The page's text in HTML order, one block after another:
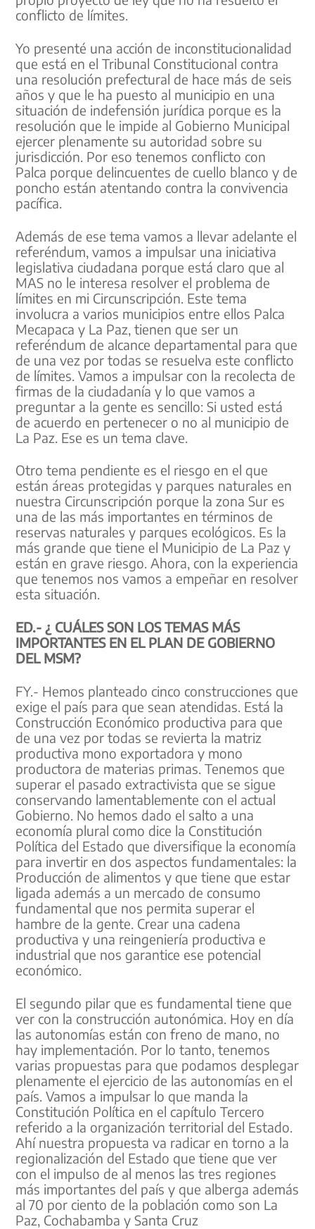
conflicto de límites.
Yo presenté una acción de inconstitucionalidad
que está en el Tribunal Constitucional contra
una resolución prefectural de hace más de seis
años y que le ha puesto al municipio en una
situación de indefensión jurídica porque es la
resolución que le impide al Gobierno Municipal
ejercer plenamente su autoridad sobre su
jurisdicción. Por eso tenemos conflicto con
Palca porque delincuentes de cuello blanco y de
poncho están atentando contra la convivencia
pacífica.
Además de ese tema vamos a llevar adelante el
referéndum, vamos a impulsar una iniciativa
legislativa ciudadana porque está claro que al
MAS no le interesa resolver el problema de
límites en mi Circunscripción. Este tema
involucra a varios municipios entre ellos Palca
Mecapaca y La Paz, tienen que ser un
referéndum de alcance departamental para que
de una vez por todas se resuelva este conflicto
de límites. Vamos a impulsar con la recolecta de
firmas de la ciudadanía y lo que vamos a
preguntar a la gente es sencillo: Si usted está
de acuerdo en pertenecer o no al municipio de
La Paz. Ese es un tema clave.
Otro tema pendiente es el riesgo en el que
están áreas protegidas y parques naturales en
nuestra Circunscripción porque la zona Sur es
una de las más importantes en términos de
reservas naturales y parques ecológicos. Es la
más grande que tiene el Municipio de La Paz y
están en grave riesgo. Ahora, con la experiencia
que tenemos nos vamos a empeñar en resolver
esta situación.
ED.- ¿ CUÁLES SON LOS TEMAS MÁS
IMPORTANTES EN EL PLAN DE GOBIERNO
DEL MSM?
FY.- Hemos planteado cinco construcciones que
exige el país para que sean atendidas. Está la
Construcción Económico productiva para que
de una vez por todas se revierta la matriz
productiva mono exportadora y mono
productora de materias primas. Tenemos que
superar el pasado extractivista que se sigue
conservando lamentablemente con el actual
Gobierno. No hemos dado el salto a una
economía plural como dice la Constitución
Política del Estado que diversifique la economía
para invertir en dos aspectos fundamentales: la
Producción de alimentos y que tiene que estar
ligada además a un mercado de consumo
fundamental que nos permita superar el
hambre de la gente. Crear una cadena
productiva y una reingeniería productiva e
industrial que nos garantice ese potencial
económico.
El segundo pilar que es fundamental tiene que
ver con la construcción autonómica. Hoy en día
las autonomías están con freno de mano, no
hay implementación. Por lo tanto, tenemos
varias propuestas para que podamos desplegar
plenamente el ejercicio de las autonomías en el
país. Vamos a impulsar lo que manda la
Constitución Política en el capítulo Tercero
referido a la organización territorial del Estado.
Ahí nuestra propuesta va radicar en torno a la
regionalización del Estado que tiene que ver
con el impulso de al menos las tres regiones
más importantes del país y que alberga además
al 70 por ciento de la población como son La
Paz, Cochabamba y Santa Cruz